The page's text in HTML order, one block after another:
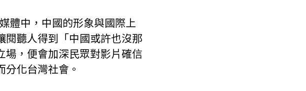
體中，中國的形象與國際上
聽人得到「中國或許也沒那
，便會加深民眾對影片確信
化台灣社會。